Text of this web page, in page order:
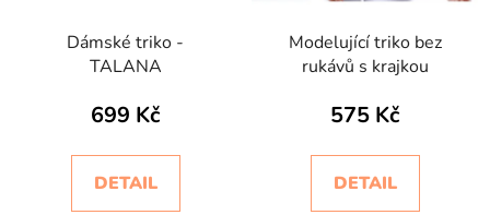
Dámské triko -
TALANA
699 Kč
DETAIL
Modelující triko bez
rukávů s krajkou
575 Kč
DETAIL